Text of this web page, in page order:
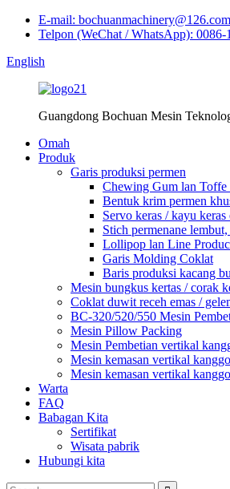
E-mail: bochuanmachinery@126.com
Telpon (WeChat / WhatsApp): 0086-
English
Guangdong Bochuan Mesin
Omah
Produk
Garis produksi permen
Chewing Gum lan Toffe
Bentuk krim permen
Servo keras / kayu keras
Stich permenane
Lollipop lan Line
Garis Molding Coklat
Baris produksi kacang
Mesin bungkus kertas / corak
Coklat duwit receh emas /
BC-320/520/550 Mesin
Mesin Pillow Packing
Mesin Pembetian vertikal
Mesin kemasan vertikal
Mesin kemasan vertikal
Warta
FAQ
Babagan Kita
Sertifikat
Wisata pabrik
Hubungi kita